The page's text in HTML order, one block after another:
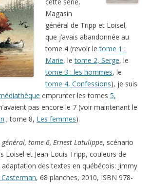
Magasin
général de Tripp et Loisel,
que j’avais abandonnée au
tome 4 (revoir letome 1 :
Marie, letome 2, Serge, le
tome 3 : les hommes, le
tome 4, Confessions), je suis
emprunter les tomes 5,
pas encore le 7 (voir maintenant le
; tome 8, Les femmes).
tome 6, Ernest Latulippe, scénario
Loisel et Jean-Louis Tripp, couleurs de
des textes en québécois: Jimmy
, 68 planches, 2010, ISBN 978-